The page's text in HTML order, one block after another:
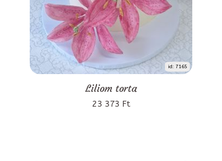
id: 7165
Liliom torta
23 373 Ft